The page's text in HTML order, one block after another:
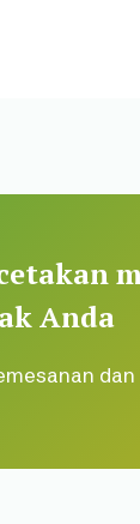
Anda